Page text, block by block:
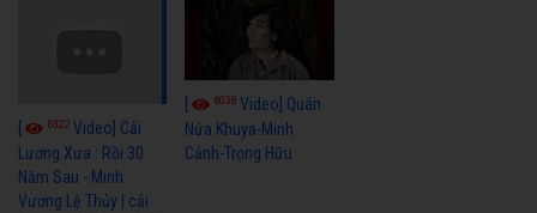
6322 Video] Cải
Lương Xưa : Rồi 30
Năm Sau - Minh
Vương Lệ Thủy | cải
6038Video] Quán
Nửa Khuya-Minh
Cảnh-Trọng Hữu